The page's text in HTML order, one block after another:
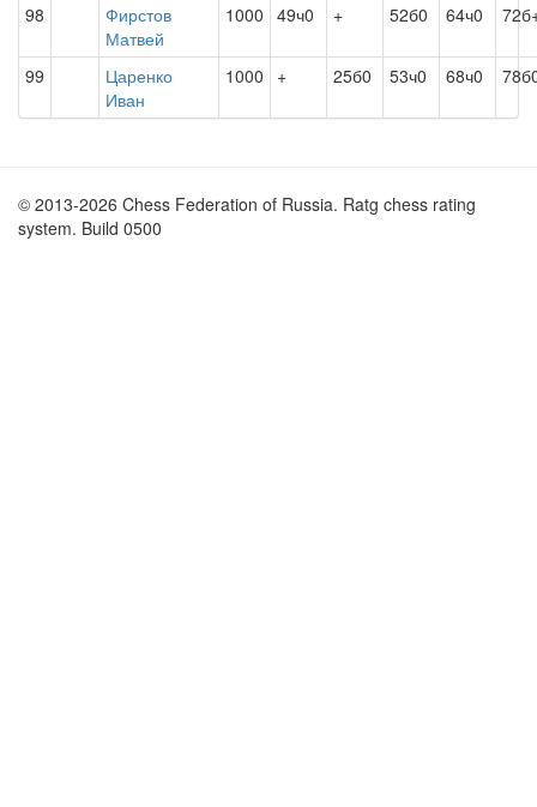
98
Фирстов
Матвей
1000 49ч0 + 52б0 64ч0
99
Царенко
Иван
1000 + 25б0 53ч0 68ч0
© 2013-2026 Chess Federation of Russia. Ratg chess rating
system. Build 0500